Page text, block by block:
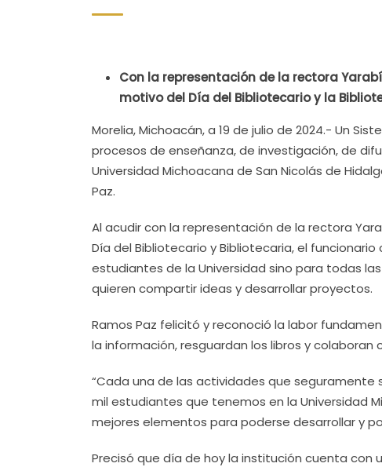
Con la representación de la rectora
motivo del Día del Bibliotecario y la
Morelia, Michoacán, a 19 de julio de 2024.- Un
procesos de enseñanza, de investigación, de
Universidad Michoacana de San Nicolás de
Paz.
Al acudir con la representación de la rectora
Día del Bibliotecario y Bibliotecaria, el
estudiantes de la Universidad sino para todas
quieren compartir ideas y desarrollar proyectos.
Ramos Paz felicitó y reconoció la labor
la información, resguardan los libros y
“Cada una de las actividades que
mil estudiantes que tenemos en la Universidad
mejores elementos para poderse desarrollar y
Precisó que día de hoy la institución cuenta